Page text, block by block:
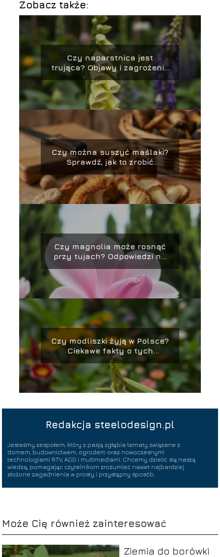
Zobacz także:
Czy naparstnica jest
trująca? Objawy i zagrożenia
związane z rośliną
Czy można suszyć maślaki?
Sprawdź, jak to zrobić
prawidłowo!
Czy magnolia może rosnąć
przy tujach? Odpowiedzi na
Czy modliszki żyją w Polsce?
Ciekawe fakty o tych
owadach
Redakcja steelodesign.pl
Jesteśmy zespołem, który z pasją zgłębia tematy związane z
domem, budownictwem, ogrodem oraz nowoczesnymi
technologiami RTV, AGD i multimediami. Chcemy dzielić się naszą
wiedzą, pomagając czytelnikom zrozumieć nawet najbardziej
złożone zagadnienia w prosty i przystępny sposób.
Może Cię również zainteresować
Ziemia do borówki